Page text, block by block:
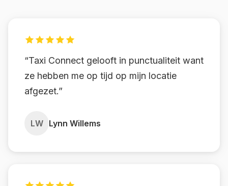
“Taxi Connect gelooft in punctualiteit want
ze hebben me op tijd op mijn locatie
afgezet.”
LW Lynn Willems